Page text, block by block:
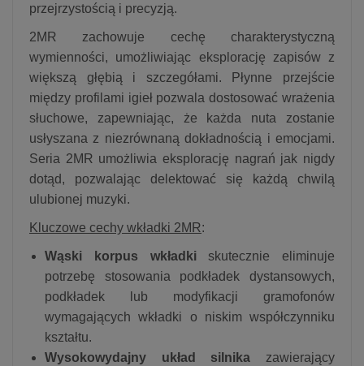
przejrzystością i precyzją.
2MR zachowuje cechę charakterystyczną
wymienności, umożliwiając eksplorację zapisów z
większą głębią i szczegółami. Płynne przejście
między profilami igieł pozwala dostosować wrażenia
słuchowe, zapewniając, że każda nuta zostanie
usłyszana z niezrównaną dokładnością i emocjami.
Seria 2MR umożliwia eksplorację nagrań jak nigdy
dotąd, pozwalając delektować się każdą chwilą
ulubionej muzyki.
Kluczowe cechy wkładki 2MR:
Wąski korpus wkładkiskutecznie eliminuje
potrzebę stosowania podkładek dystansowych,
podkładek lub modyfikacji gramofonów
wymagających wkładki o niskim współczynniku
kształtu.
Wysokowydajny układ silnika zawierający